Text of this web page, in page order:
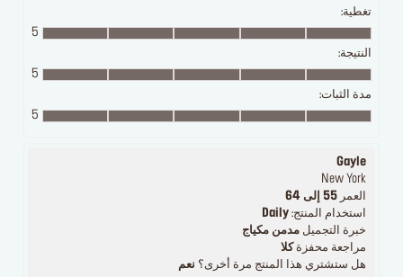
تغطية:
5
النتيجة:
5
مدة الثبات:
5
Gayle
New York
العمر 55 إلى 64
استخدام المنتج: Daily
خبرة التجميل مدمن مكياج
مراجعة محفزة كلا
هل ستشتري هذا المنتج مرة أخرى؟ نعم